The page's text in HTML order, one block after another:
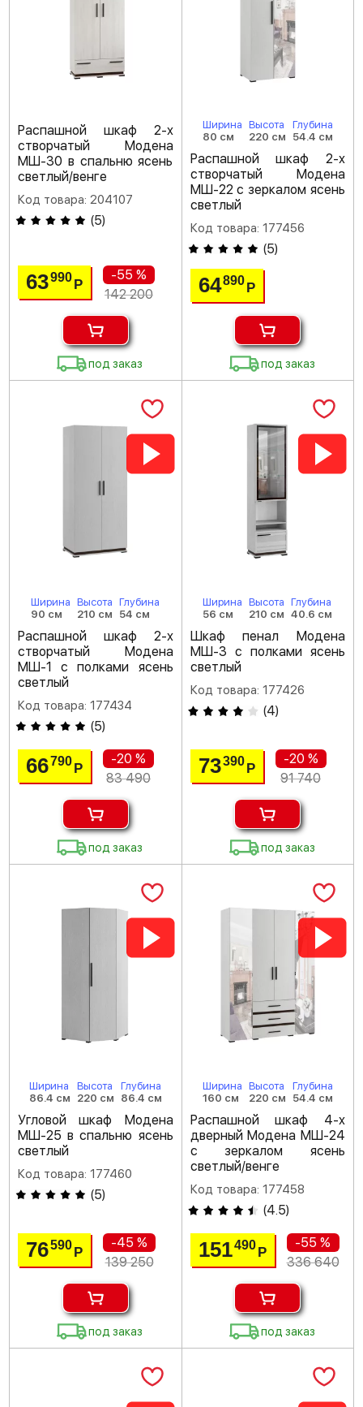
Распашной шкаф 2-х
створчатый Модена
МШ-30 в спальню ясень
светлый/венге
Код товара: 204107
(5)
63990Р
-55 %
142 200
под заказ
Ширина
80 см
Высота
220 см
Глубина
54.4 см
Распашной шкаф 2-х
створчатый Модена
МШ-22 с зеркалом ясень
светлый
Код товара: 177456
(5)
64890 Р
под заказ
Ширина
90 см
Высота
210 см
Глубина
54 см
Распашной шкаф 2-х
створчатый Модена
МШ-1 с полками ясень
светлый
Код товара: 177434
(5)
66790Р
-20 %
83 490
под заказ
Ширина
56 см
Высота
210 см
Глубина
40.6 см
Шкаф пенал Модена
МШ-3 с полками ясень
светлый
Код товара: 177426
(4)
73390 Р
-20 %
91 740
под заказ
Ширина
86.4 см
Высота
220 см
Глубина
86.4 см
Угловой шкаф Модена
МШ-25 в спальню ясень
светлый
Код товара: 177460
(5)
76590Р
-45 %
139 250
под заказ
Ширина
160 см
Высота
220 см
Глубина
54.4 см
Распашной шкаф 4-х
дверный Модена МШ-24
с зеркалом ясень
светлый/венге
Код товара: 177458
(4.5)
151490 Р
-55 %
336 640
под заказ